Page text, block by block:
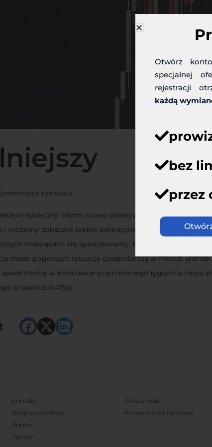
rynkowe
spokojny. Mimo nowej ofensywy w Donbasie
i możemy zobaczyć lekkie odreagowanie w okolice
miesiącach się spodziewamy. Niestety przyczyną
może pogorszyć sytuację gospodarczą w Polsce,
trochę w końcówce poprzedniego tygodnia i kurs
w okolice 0,4750.
Kontakt
Bezpieczeństwo
Pomoc
Opłaty
Aktualności
Komentarze rynkowe
Otwórz
specjalnej
rejestracji
każdą
bez
przez